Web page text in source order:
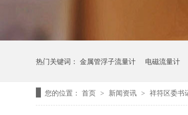
热门关键词： 金属管浮子流量计 电磁流量计
您的位置： 首页 > 新闻资讯 > 祥符区委书